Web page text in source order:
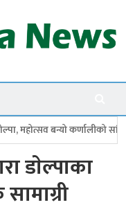
सांगीतिक उत्सव
डाेल्पाका